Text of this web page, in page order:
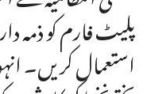
پلیٹ فارم کو ذمہ
استعمال کریں۔